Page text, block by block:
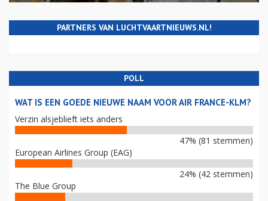
PARTNERS VAN LUCHTVAARTNIEUWS.NL!
POLL
WAT IS EEN GOEDE NIEUWE NAAM VOOR AIR FRANCE-KLM?
Verzin alsjeblieft iets anders
47% (81 stemmen)
European Airlines Group (EAG)
24% (42 stemmen)
The Blue Group